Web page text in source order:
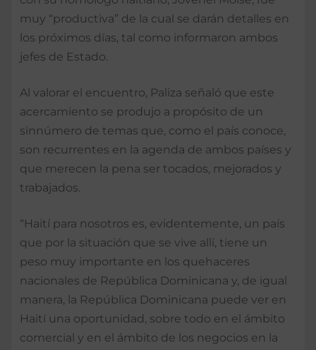
muy “productiva” de la cual se darán detalles en
los próximos días, tal como informaron ambos
jefes de Estado.
Al valorar el encuentro, Paliza señaló que este
acercamiento se produjo a propósito de un
sinnúmero de temas que, como el país conoce,
son recurrentes en la agenda de ambos países y
que merecen la pena ser tocados, mejorados y
trabajados.
“Haití para nosotros es, evidentemente, un país
que por la situación que se vive allí, tiene un
peso muy importante en los quehaceres
nacionales de República Dominicana y, de igual
manera, la República Dominicana puede ver en
Haití una oportunidad, sobre todo en el ámbito
comercial y en el ámbito de los negocios en la